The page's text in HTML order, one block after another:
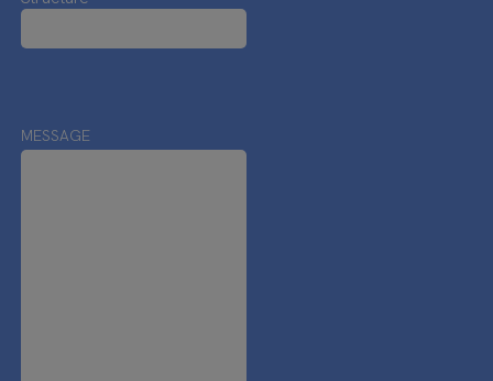
MESSAGE